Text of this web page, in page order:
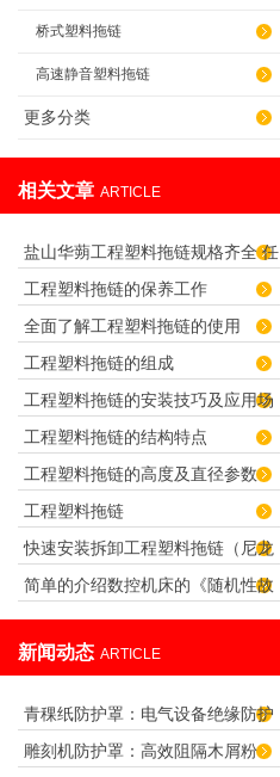
桥式塑料拖链
高速静音塑料拖链
更多分类
相关文章 ARTICLE
盐山华蒴工程塑料拖链规格齐全 任
君选择！
工程塑料拖链的保养工作
全面了解工程塑料拖链的使用
工程塑料拖链的组成
工程塑料拖链的安装技巧及应用场
合
工程塑料拖链的结构特点
工程塑料拖链的高度及直径参数
工程塑料拖链
快速安装拆卸工程塑料拖链（尼龙
拖链）的技巧
简单的介绍数控机床的《随机性故
新闻动态 ARTICLE
青稞纸防护罩：电气设备绝缘防护
专用方案
雕刻机防护罩：高效阻隔木屑粉